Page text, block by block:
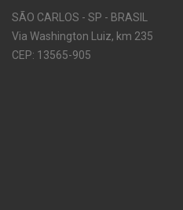
SÃO CARLOS - SP - BRASIL
Via Washington Luiz, km 235
CEP: 13565-905